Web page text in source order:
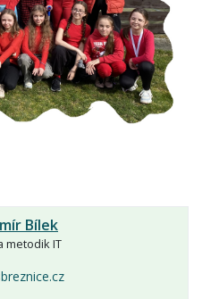
Bílek
metodik IT